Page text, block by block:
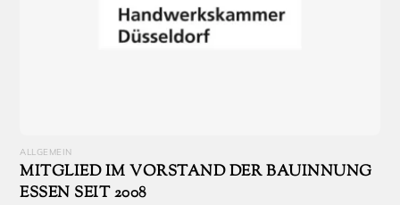
ALLGEMEIN
MITGLIED IM VORSTAND DER BAUINNUNG
ESSEN SEIT 2008